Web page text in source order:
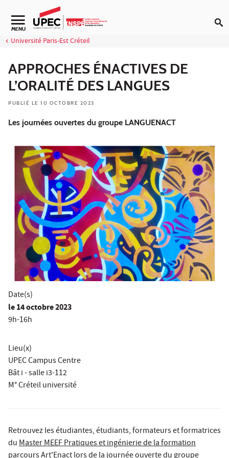
Aller au contenu
Navigation secondaire
MENU
Université Paris-Est Créteil
APPROCHES ÉNACTIVES DE
L’ORALITÉ DES LANGUES
PUBLIÉ LE 10 OCTOBRE 2023
Les journées ouvertes du groupe LANGUENACT
Date(s)
le14 octobre 2023
9h-16h
Lieu(x)
UPEC Campus Centre
Bât i - salle i3-112
M° Créteil université
Retrouvez les étudiantes, étudiants, formateurs et formatrices
duMaster MEEF Pratiques et ingénierie de la formation